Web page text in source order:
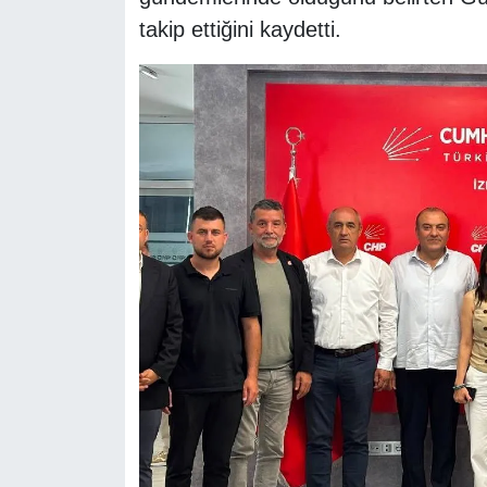
takip ettiğini kaydetti.